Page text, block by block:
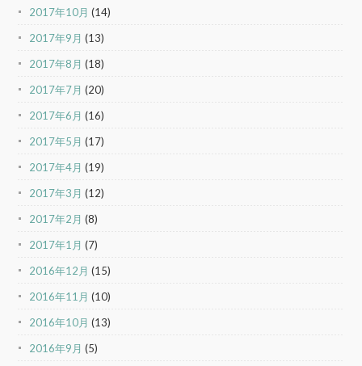
2017年10月 (14)
2017年9月 (13)
2017年8月 (18)
2017年7月 (20)
2017年6月 (16)
2017年5月 (17)
2017年4月 (19)
2017年3月 (12)
2017年2月 (8)
2017年1月 (7)
2016年12月 (15)
2016年11月 (10)
2016年10月 (13)
2016年9月 (5)